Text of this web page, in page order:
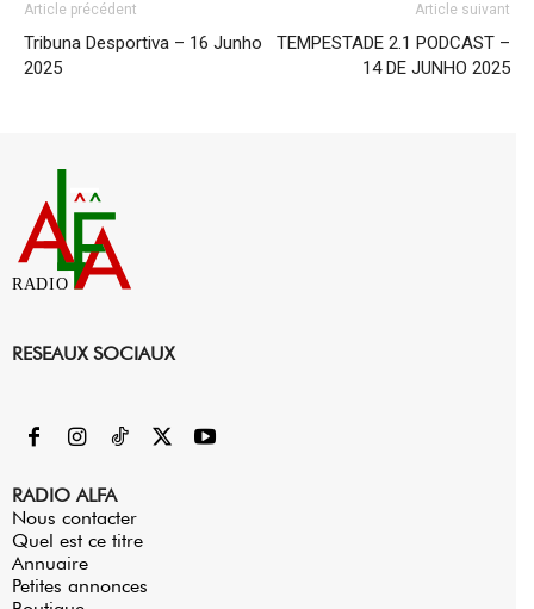
Article précédent
Tribuna Desportiva – 16 Junho
2025
Article suivant
TEMPESTADE 2.1 PODCAST –
14 DE JUNHO 2025
RADIO
RESEAUX SOCIAUX
RADIO ALFA
Nous contacter
Quel est ce titre
Annuaire
Petites annonces